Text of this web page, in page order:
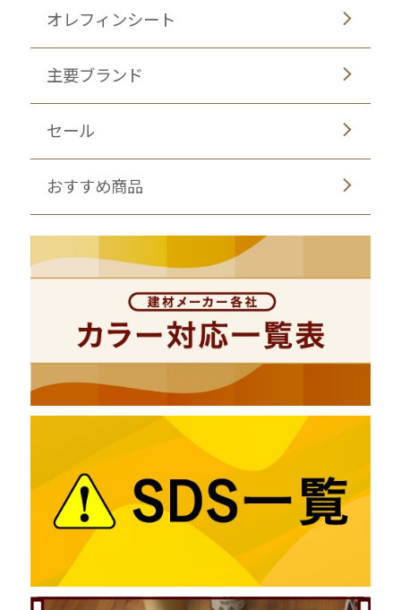
オレフィンシート
主要ブランド
セール
おすすめ商品